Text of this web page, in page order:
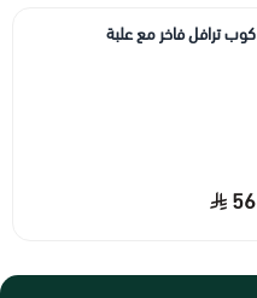
كوب ترافل فاخر مع علبة
56